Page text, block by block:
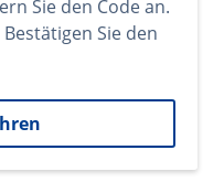
Sie den Code an.
Sie den